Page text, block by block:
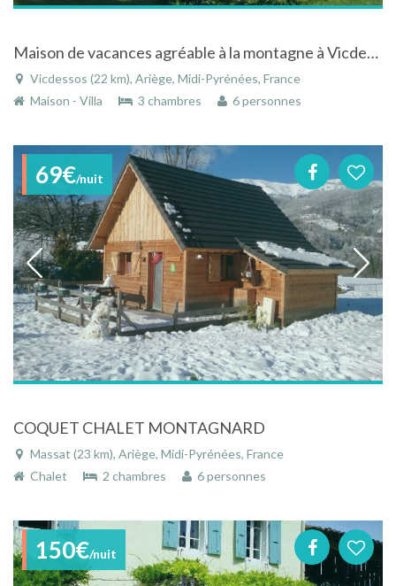
Maison de vacances agréable à la montagne à Vicdessos dans l'Ariège en Midi-Pyrénées
Vicdessos (22 km), Ariège, Midi-Pyrénées, France
Maison - Villa
3 chambres 6 personnes
69€/nuit
COQUET CHALET MONTAGNARD
Massat (23 km), Ariège, Midi-Pyrénées, France
Chalet
2 chambres 6 personnes
150€/nuit